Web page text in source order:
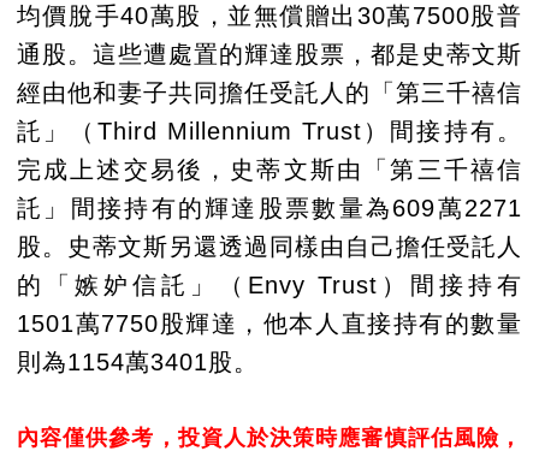
均價脫手40萬股，並無償贈出30萬7500股普
通股。這些遭處置的輝達股票，都是史蒂文斯
經由他和妻子共同擔任受託人的「第三千禧信
託」（Third Millennium Trust）間接持有。
完成上述交易後，史蒂文斯由「第三千禧信
託」間接持有的輝達股票數量為609萬2271
股。史蒂文斯另還透過同樣由自己擔任受託人
的「嫉妒信託」（Envy Trust）間接持有
1501萬7750股輝達，他本人直接持有的數量
則為1154萬3401股。
內容僅供參考，投資人於決策時應審慎評估風險，